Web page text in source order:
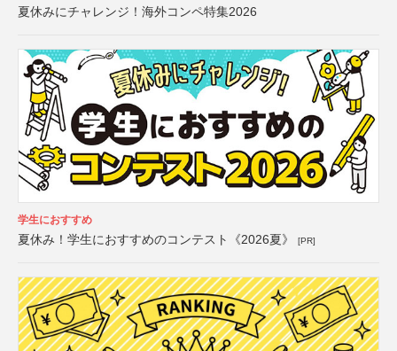
夏休みにチャレンジ！海外コンペ特集2026
学生におすすめ
夏休み！学生におすすめのコンテスト《2026夏》 [PR]